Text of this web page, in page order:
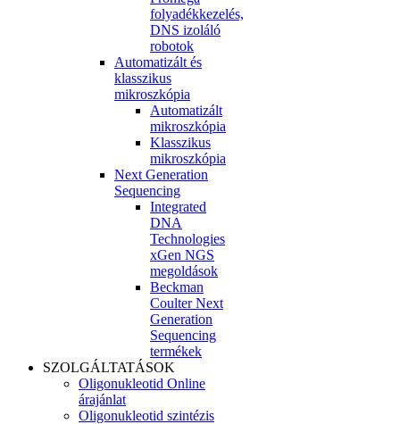
folyadékkezelés,
DNS izoláló
robotok
Automatizált és
klasszikus
mikroszkópia
Automatizált
mikroszkópia
Klasszikus
mikroszkópia
Next Generation
Sequencing
Integrated
DNA
Technologies
xGen NGS
megoldások
Beckman
Coulter Next
Generation
Sequencing
termékek
SZOLGÁLTATÁSOK
Oligonukleotid Online
árajánlat
Oligonukleotid szintézis